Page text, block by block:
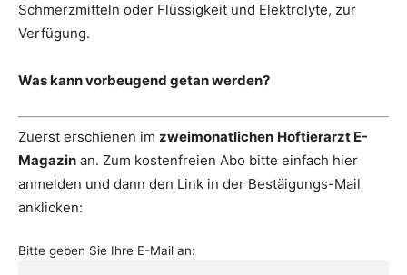
Schmerzmitteln oder Flüssigkeit und Elektrolyte, zur
Verfügung.
Was kann vorbeugend getan werden?
Zuerst erschienen im zweimonatlichen Hoftierarzt E-
Magazin an. Zum kostenfreien Abo bitte einfach hier
anmelden und dann den Link in der Bestäigungs-Mail
anklicken:
Bitte geben Sie Ihre E-Mail an: